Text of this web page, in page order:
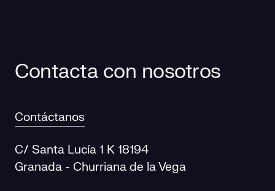
Contacta con nosotros
Contáctanos
C/ Santa Lucía 1 K 18194
Granada - Churriana de la Vega